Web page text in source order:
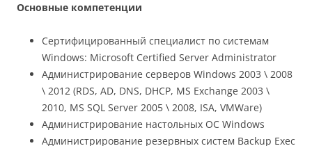
Основные компетенции
Сертифицированный специалист по системам
Windows: Microsoft Certified Server Administrator
Администрирование серверов Windows 2003 \ 2008
\ 2012 (RDS, AD, DNS, DHCP, MS Exchange 2003 \
2010, MS SQL Server 2005 \ 2008, ISA, VMWare)
Администрирование настольных ОС Windows
Администрирование резервных систем Backup Exec